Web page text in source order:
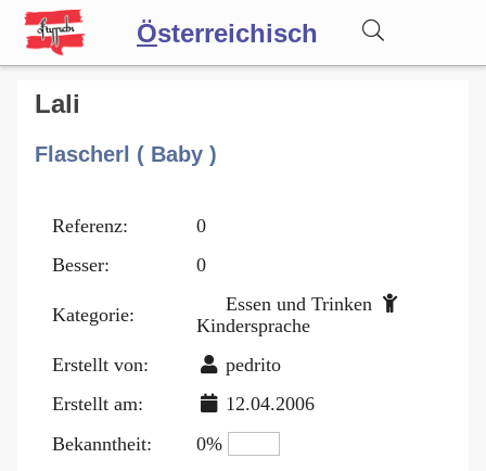
Österreichisch
Wörterbuch
Forum
Blog
Lali
Flascherl ( Baby )
Referenz:
0
Besser:
0
Kategorie:
Essen und Trinken
Kindersprache
Erstellt von:
pedrito
Erstellt am:
12.04.2006
Bekanntheit:
0%